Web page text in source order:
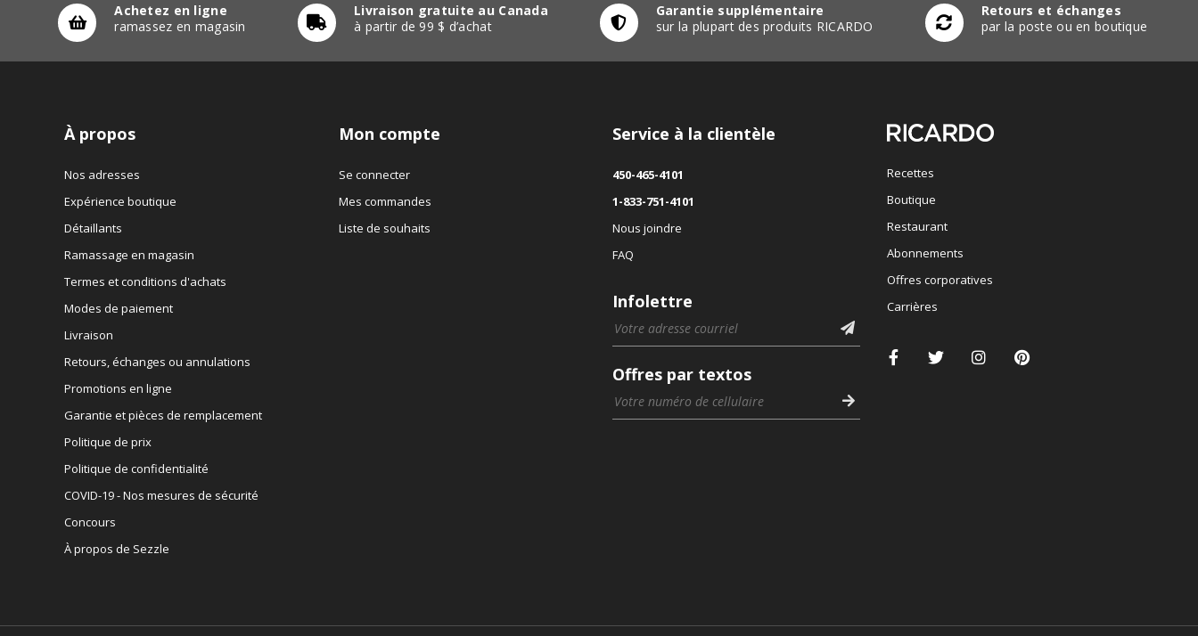
Achetez en ligne
ramassez en magasin
Livraison gratuite au Canada
à partir de 99 $ d’achat
Garantie supplémentaire
sur la plupart des produits RICARDO
Retours et échanges
par la poste ou en boutique
À propos
Nos adresses
Expérience boutique
Détaillants
Ramassage en magasin
Termes et conditions d'achats
Modes de paiement
Livraison
Retours, échanges ou annulations
Promotions en ligne
Garantie et pièces de remplacement
Politique de prix
Politique de confidentialité
COVID-19 - Nos mesures de sécurité
Concours
À propos de Sezzle
Mon compte
Se connecter
Mes commandes
Liste de souhaits
Service à la clientèle
450-465-4101
1-833-751-4101
Nous joindre
FAQ
Infolettre
Offres par textos
Recettes
Boutique
Restaurant
Abonnements
Offres corporatives
Carrières